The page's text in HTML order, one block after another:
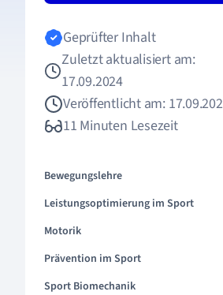
Geprüfter Inhalt
Zuletzt aktualisiert am:
17.09.2024
Veröffentlicht am:
11 Minuten Lesezeit
Bewegungslehre
Leistungsoptimierung im Sport
Motorik
Prävention im Sport
Sport Biomechanik